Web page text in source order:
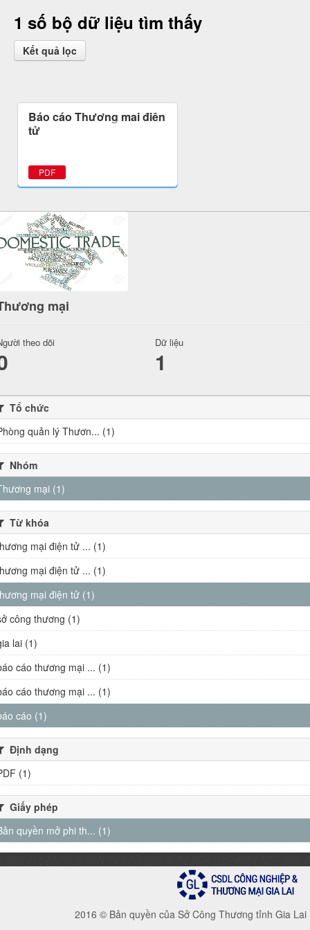
1 số bộ dữ liệu tìm thấy
Kết quả lọc
Báo cáo Thương mại điện
tử
PDF
mại
theo dõi Dữ liệu
1
Tổ chức
quản lý Thươn... (1)
Nhóm
mại (1)
Từ khóa
mại điện tử ... (1)
mại điện tử ... (1)
mại điện tử (1)
công thương (1)
lai (1)
cáo thương mại ... (1)
cáo thương mại ... (1)
cáo (1)
Định dạng
(1)
Giấy phép
quyền mở phi th... (1)
2016 © Bản quyền của Sở Công Thương tỉnh Gia Lai